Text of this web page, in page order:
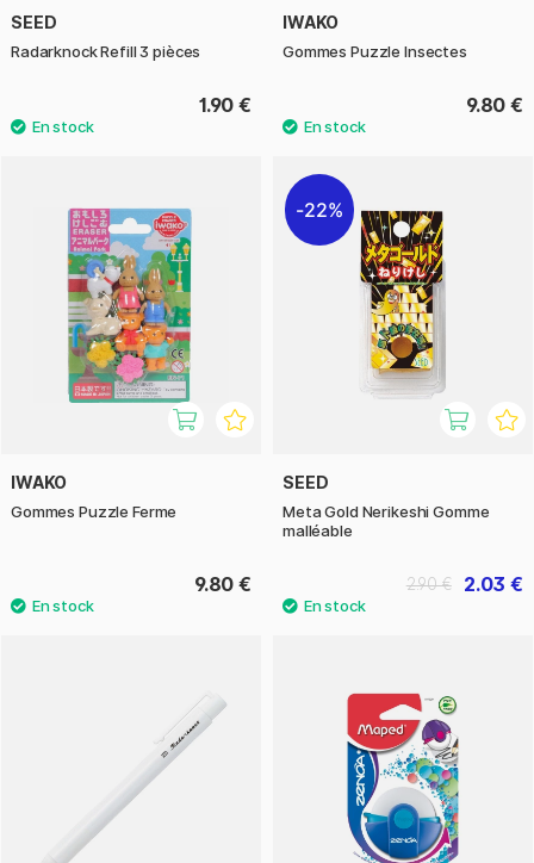
SEED
Radarknock Refill 3 pièces
1.90 €
IWAKO
Gommes Puzzle Insectes
9.80 €
IWAKO
Gommes Puzzle Ferme
9.80 €
22%
SEED
Meta Gold Nerikeshi Gomme
malléable
2.03 €
2.90 €